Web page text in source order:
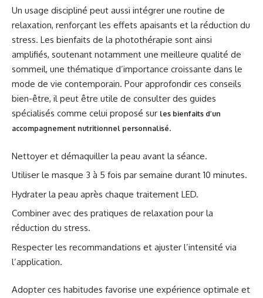
Un usage discipliné peut aussi intégrer une routine de
relaxation, renforçant les effets apaisants et la réduction du
stress. Les bienfaits de la photothérapie sont ainsi
amplifiés, soutenant notamment une meilleure qualité de
sommeil, une thématique d’importance croissante dans le
mode de vie contemporain. Pour approfondir ces conseils
bien-être, il peut être utile de consulter des guides
spécialisés comme celui proposé sur les bienfaits d’un
accompagnement nutritionnel personnalisé.
Nettoyer et démaquiller la peau avant la séance.
Utiliser le masque 3 à 5 fois par semaine durant 10 minutes.
Hydrater la peau après chaque traitement LED.
Combiner avec des pratiques de relaxation pour la
réduction du stress.
Respecter les recommandations et ajuster l’intensité via
l’application.
Adopter ces habitudes favorise une expérience optimale et